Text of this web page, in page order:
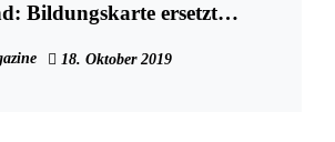
Bildungskarte ersetzt
18. Oktober 2019